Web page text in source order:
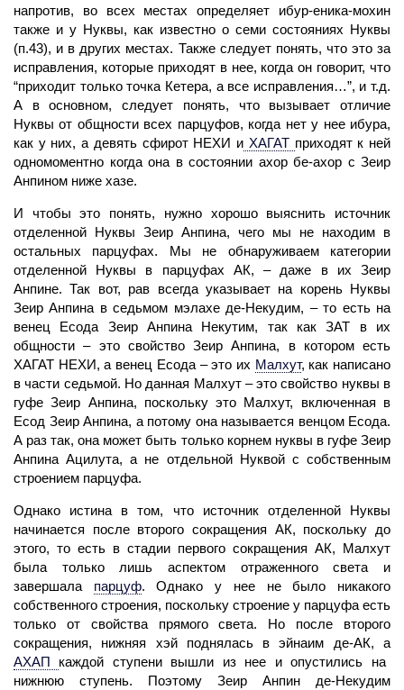
напротив, во всех местах определяет ибур-еника-мохин
также и у Нуквы, как известно о семи состояниях Нуквы
(п.43), и в других местах. Также следует понять, что это за
исправления, которые приходят в нее, когда он говорит, что
“приходит только точка Кетера, а все исправления…”, и т.д.
А в основном, следует понять, что вызывает отличие
Нуквы от общности всех парцуфов, когда нет у нее ибура,
как у них, а девять сфирот НЕХИ и ХАГАТ приходят к ней
одномоментно когда она в состоянии ахор бе-ахор с Зеир
Анпином ниже хазе.
И чтобы это понять, нужно хорошо выяснить источник
отделенной Нуквы Зеир Анпина, чего мы не находим в
остальных парцуфах. Мы не обнаруживаем категории
отделенной Нуквы в парцуфах АК, – даже в их Зеир
Анпине. Так вот, рав всегда указывает на корень Нуквы
Зеир Анпина в седьмом мэлахе де-Некудим, – то есть на
венец Есода Зеир Анпина Некутим, так как ЗАТ в их
общности – это свойство Зеир Анпина, в котором есть
ХАГАТ НЕХИ, а венец Есода – это их Малхут, как написано
в части седьмой. Но данная Малхут – это свойство нуквы в
гуфе Зеир Анпина, поскольку это Малхут, включенная в
Есод Зеир Анпина, а потому она называется венцом Есода.
А раз так, она может быть только корнем нуквы в гуфе Зеир
Анпина Ацилута, а не отдельной Нуквой с собственным
строением парцуфа.
Однако истина в том, что источник отделенной Нуквы
начинается после второго сокращения АК, поскольку до
этого, то есть в стадии первого сокращения АК, Малхут
была только лишь аспектом отраженного света и
завершала
парцуф. Однако у нее не было никакого
собственного строения, поскольку строение у парцуфа есть
только от свойства прямого света. Но после второго
сокращения, нижняя хэй поднялась в эйнаим де-АК, а
АХАП каждой ступени вышли из нее и опустились на
нижнюю ступень. Поэтому Зеир Анпин де-Некудим